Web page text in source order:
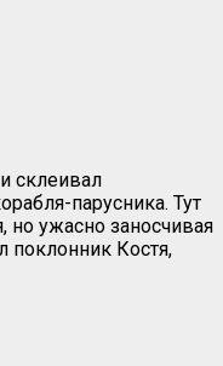
склеивал
парусника. Тут
но ужасно заносчивая
поклонник Костя,